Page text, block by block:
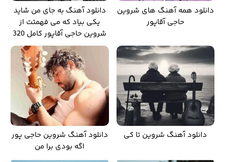
دانلود همه آهنگ های شروین
حاجی آقاپور
دانلود آهنگ به جای من شاید
یکی بیاد که می فهمتت از
شروین حاجی آقاپور کامل 320
دانلود آهنگ شروین تا کی
دانلود آهنگ شروین حاجی پور
اگه بودی برا من